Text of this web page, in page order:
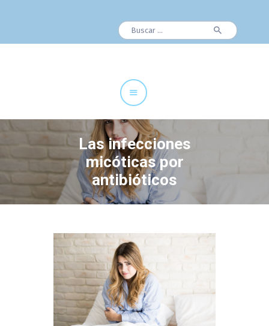
Buscar:
Las infecciones
micóticas por
antibióticos
Cuadro Médico